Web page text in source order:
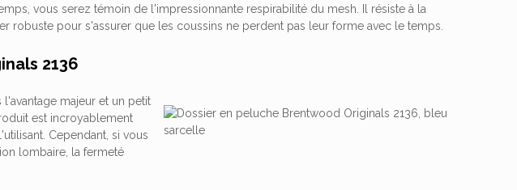
vous serez témoin de l'impressionnante respirabilité du mesh. Il résiste à la
robuste pour s'assurer que les coussins ne perdent pas leur forme avec le temps.
2136
l'avantage majeur et un petit
est incroyablement
Cependant, si vous
lombaire, la fermeté